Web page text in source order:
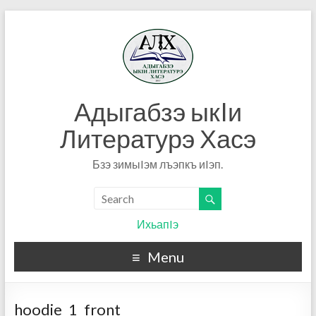
Адыгабзэ ыкIи
Литературэ Хасэ
Бзэ зимыIэм лъэпкъ иIэп.
ИхьапIэ
Menu
hoodie_1_front